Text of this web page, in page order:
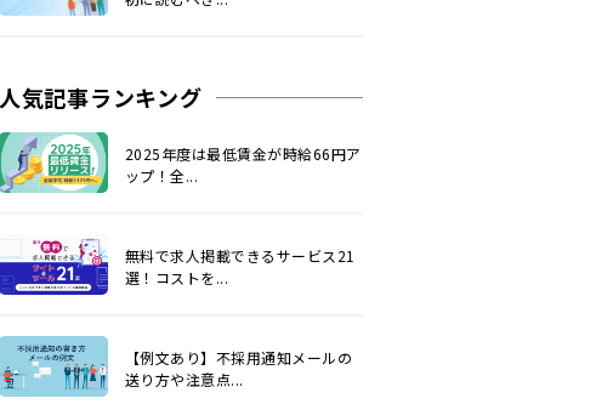
人気記事ランキング
2025年度は最低賃金が時給66円ア
ップ！全...
無料で求人掲載できるサービス21
選！コストを...
【例文あり】不採用通知メールの
送り方や注意点...